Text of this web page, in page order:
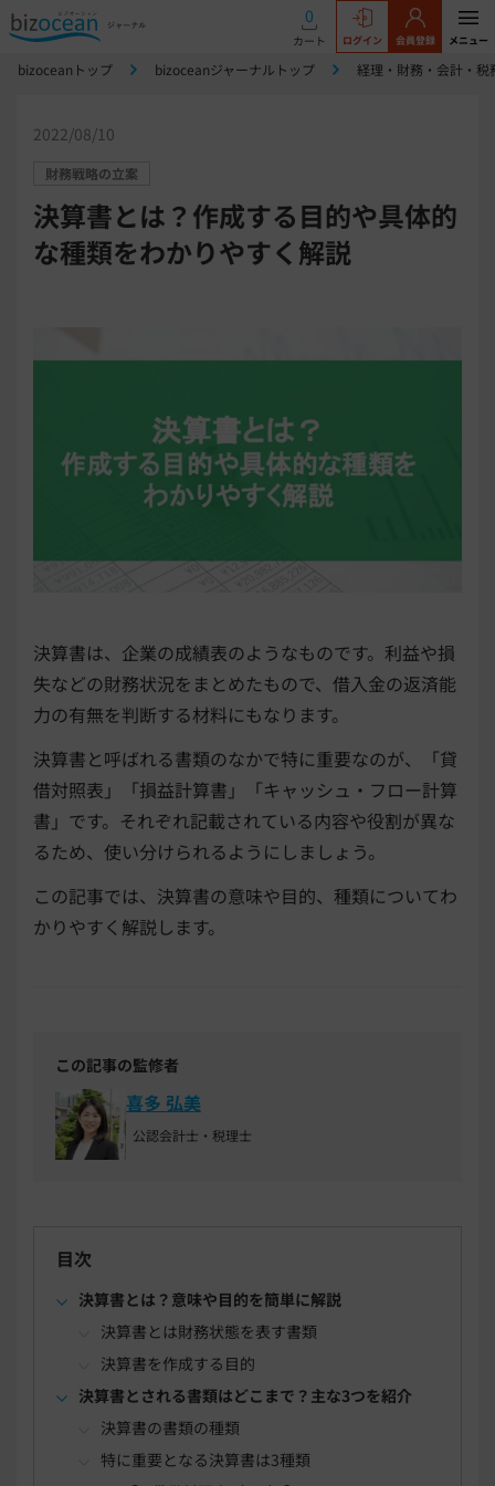
0
カート ログイン 会員登録 メニュー
bizoceanトップ bizoceanジャーナルトップ 経理・財務・会計・税
2022/08/10
財務戦略の立案
決算書とは？作成する目的や具体的
な種類をわかりやすく解説
決算書は、企業の成績表のようなものです。利益や損
失などの財務状況をまとめたもので、借入金の返済能
力の有無を判断する材料にもなります。
決算書と呼ばれる書類のなかで特に重要なのが、「貸
借対照表」「損益計算書」「キャッシュ・フロー計算
書」です。それぞれ記載されている内容や役割が異な
るため、使い分けられるようにしましょう。
この記事では、決算書の意味や目的、種類についてわ
かりやすく解説します。
この記事の監修者
喜多 弘美
公認会計士・税理士
目次
決算書とは？意味や目的を簡単に解説
決算書とは財務状態を表す書類
決算書を作成する目的
決算書とされる書類はどこまで？主な3つを紹介
決算書の書類の種類
特に重要となる決算書は3種類